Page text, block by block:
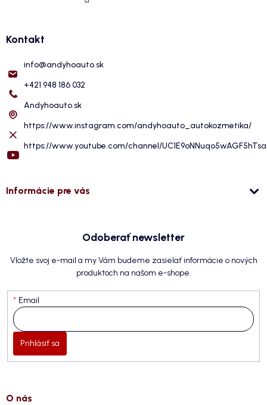
Kontakt
info@andyhoauto.sk
+421 948 186 032
Andyhoauto.sk
https://www.instagram.com/andyhoauto_autokozmetika/
https://www.youtube.com/channel/
Informácie pre vás
Odoberať newsletter
Vložte svoj e-mail a my Vám budeme zasielať informácie o nových
produktoch na našom e-shope.
Email
Prihlásiť sa
O nás